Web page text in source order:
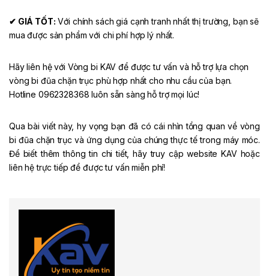
✔ GIÁ TỐT: Với chính sách giá cạnh tranh nhất thị trường, bạn sẽ
mua được sản phẩm với chi phí hợp lý nhất.
Hãy liên hệ với Vòng bi KAV để được tư vấn và hỗ trợ lựa chọn
vòng bi đũa chặn trục phù hợp nhất cho nhu cầu của bạn.
Hotline 0962328368 luôn sẵn sàng hỗ trợ mọi lúc!
Qua bài viết này, hy vọng bạn đã có cái nhìn tổng quan về vòng
bi đũa chặn trục và ứng dụng của chúng thực tế trong máy móc.
Để biết thêm thông tin chi tiết, hãy truy cập website KAV hoặc
liên hệ trực tiếp để được tư vấn miễn phí!